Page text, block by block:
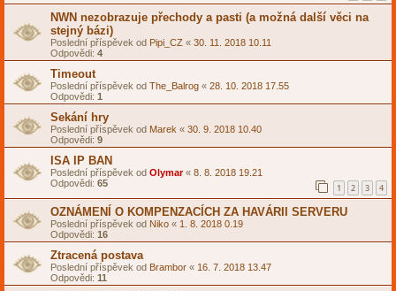
NWN nezobrazuje přechody a pasti (a možná další věci na
stejný bázi)
Poslední příspěvek od Pipi_CZ « 30. 11. 2018 10.11
Odpovědi: 4
Timeout
Poslední příspěvek od The_Balrog « 28. 10. 2018 17.55
Odpovědi: 1
Sekání hry
Poslední příspěvek od Marek « 30. 9. 2018 10.40
Odpovědi: 9
ISA IP BAN
Poslední příspěvek od Olymar« 8. 8. 2018 19.21
Odpovědi: 65 1 2 3 4
OZNÁMENÍ O KOMPENZACÍCH ZA HAVÁRII SERVERU
Poslední příspěvek od Niko « 1. 8. 2018 0.19
Odpovědi: 16
Ztracená postava
Poslední příspěvek od Brambor « 16. 7. 2018 13.47
Odpovědi: 11